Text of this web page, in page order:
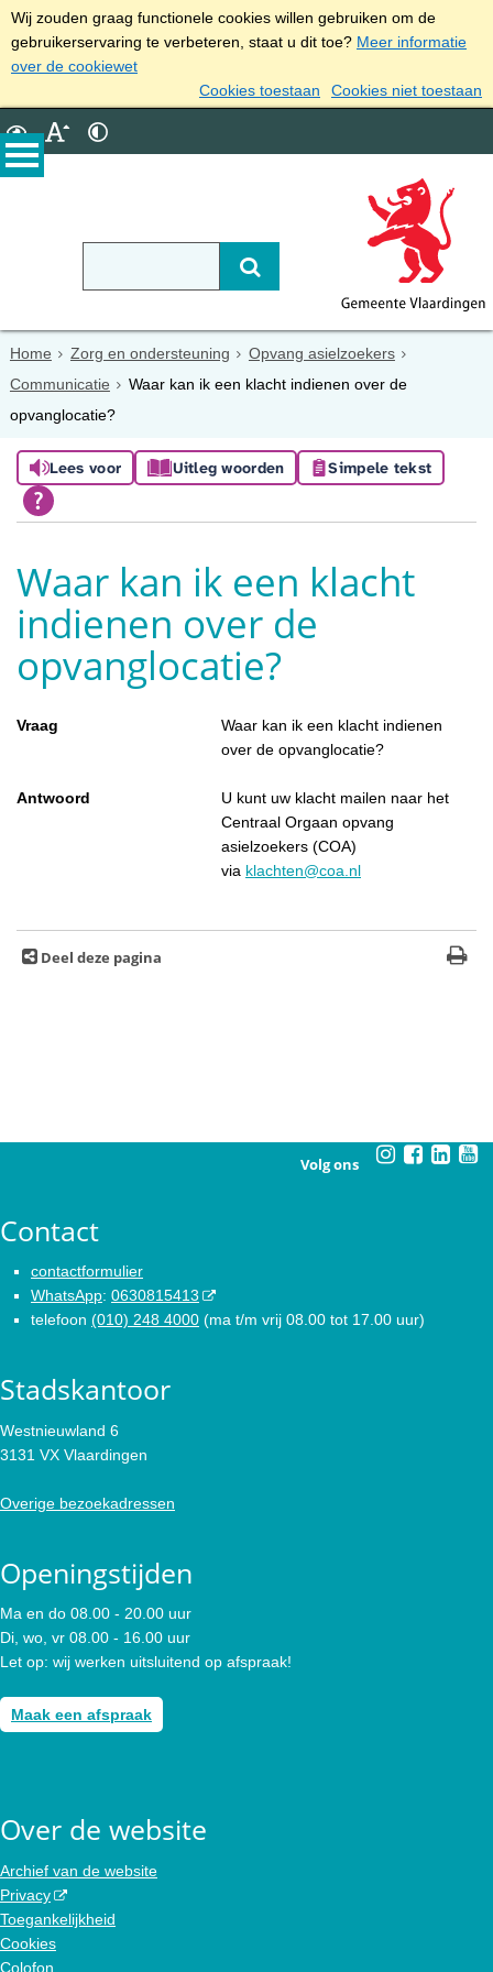
Wij zouden graag functionele cookies willen gebruiken om de
gebruikerservaring te verbeteren, staat u dit toe? Meer informatie
over de cookiewet
Cookies toestaan
Cookies niet toestaan
Home Zorg en ondersteuning
Opvang asielzoekers
Communicatie
Waar kan ik een klacht indienen over de
opvanglocatie?
Lees voor Uitleg woorden Simpele tekst
Waar kan ik een klacht
indienen over de
opvanglocatie?
Vraag
Waar kan ik een klacht indienen
over de opvanglocatie?
Antwoord
U kunt uw klacht mailen naar het
Centraal Orgaan opvang
asielzoekers (COA)
via klachten@coa.nl
Deel deze pagina
Volg ons
Contact
contactformulier
WhatsApp: 0630815413
telefoon (010) 248 4000 (ma t/m vrij 08.00 tot 17.00 uur)
Stadskantoor
Westnieuwland 6
3131 VX Vlaardingen
Overige bezoekadressen
Openingstijden
Ma en do 08.00 - 20.00 uur
Di, wo, vr 08.00 - 16.00 uur
Let op: wij werken uitsluitend op afspraak!
Maak een afspraak
Over de website
Archief van de website
Privacy
Toegankelijkheid
Cookies
Colofon